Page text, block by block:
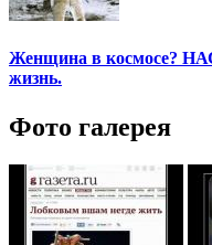
Женщина в космосе?
жизнь.
Фото галерея